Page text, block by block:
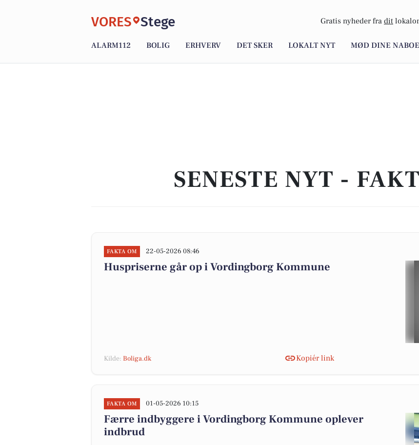
VORES Stege Gratis nyheder fra dit
ALARM112 BOLIG ERHVERV DET SKER LOKALT NYT MØD DINE
SENESTE NYT -
FAKTA OM 22-05-2026 08:46
Huspriserne går op i Vordingborg Kommune
Kilde: Boliga.dk Kopiér link
FAKTA OM 01-05-2026 10:15
Færre indbyggere i Vordingborg Kommune oplever
indbrud